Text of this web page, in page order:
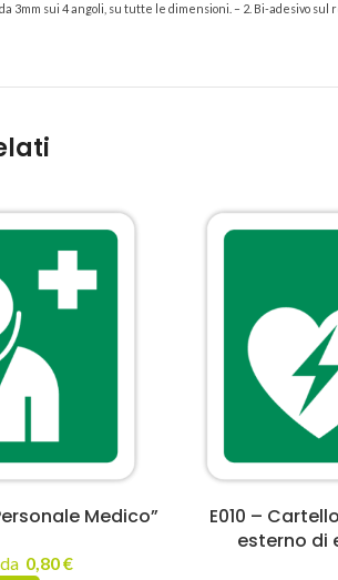
3mm sui 4 angoli, su tutte le dimensioni. – 2. Bi-adesivo
Medico”
0,80€
E010 –
esterno di